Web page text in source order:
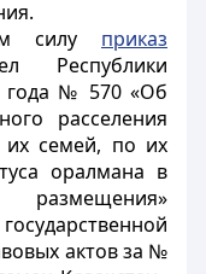
силу приказ
Республики
года № 570 «Об
расселения
их семей, по их
оралмана в
актов за №